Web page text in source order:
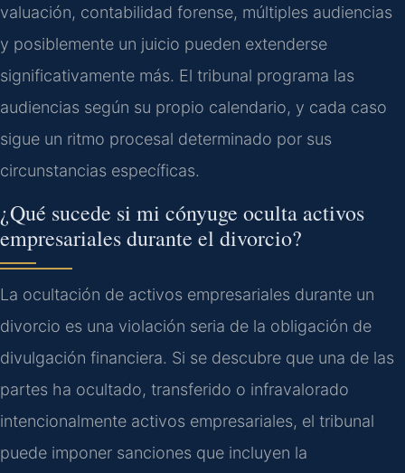
valuación, contabilidad forense, múltiples audiencias
y posiblemente un juicio pueden extenderse
significativamente más. El tribunal programa las
audiencias según su propio calendario, y cada caso
sigue un ritmo procesal determinado por sus
circunstancias específicas.
¿Qué sucede si mi cónyuge oculta activos
empresariales durante el divorcio?
La ocultación de activos empresariales durante un
divorcio es una violación seria de la obligación de
divulgación financiera. Si se descubre que una de las
partes ha ocultado, transferido o infravalorado
intencionalmente activos empresariales, el tribunal
puede imponer sanciones que incluyen la